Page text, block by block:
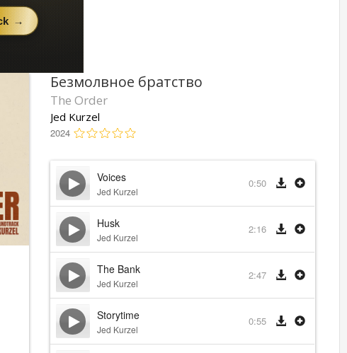
Безмолвное братство
The Order
Jed Kurzel
2024
Voices
Jed Kurzel
0:50
Husk
Jed Kurzel
2:16
The Bank
Jed Kurzel
2:47
Storytime
Jed Kurzel
0:55